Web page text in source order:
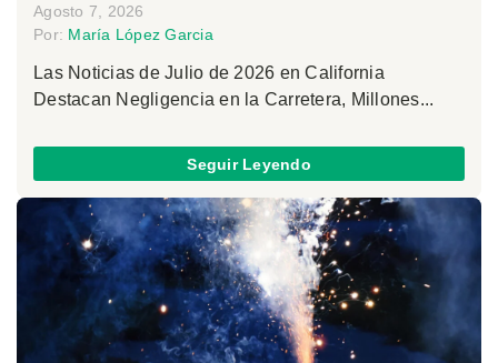
Agosto 7, 2026
Por: María López Garcia
Las Noticias de Julio de 2026 en California
Destacan Negligencia en la Carretera, Millones...
Seguir Leyendo